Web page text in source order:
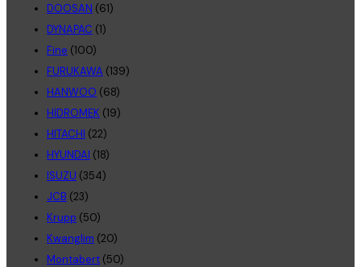
DOOSAN (61)
DYNAPAC (1)
Fine (100)
FURUKAWA (139)
HANWOO (68)
HİDROMEK (19)
HITACHI (22)
HYUNDAI (18)
ISUZU (354)
JCB (23)
Krupp (50)
Kwanglim (20)
Montabert (50)